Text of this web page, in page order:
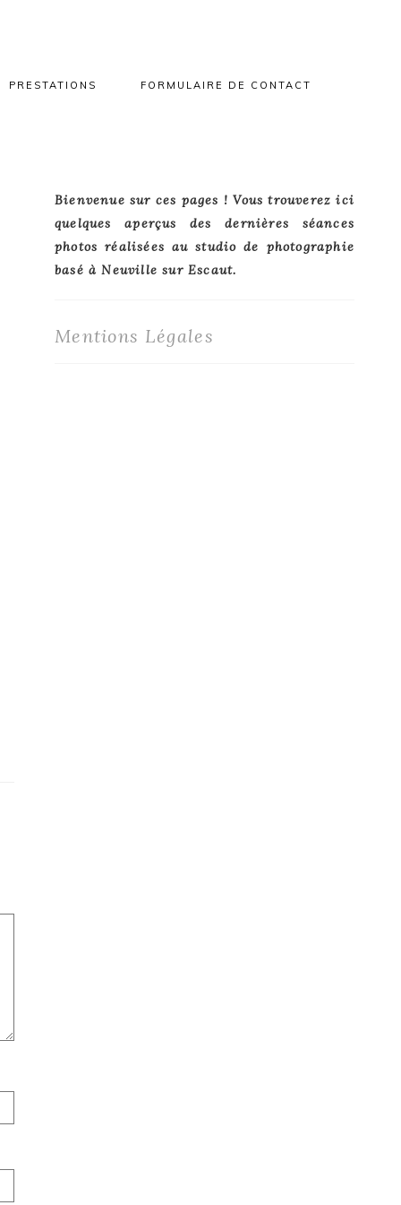
PRESTATIONS FORMULAIRE DE CONTACT
Primary
Sidebar
Bienvenue sur ces pages ! Vous trouverez ici
quelques aperçus des dernières séances
photos réalisées au studio de photographie
basé à Neuville sur Escaut.
Mentions Légales